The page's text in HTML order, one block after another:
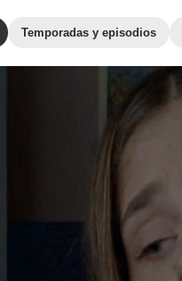
Temporadas y episodios